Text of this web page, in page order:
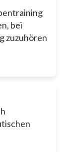
bei
zuzuhören